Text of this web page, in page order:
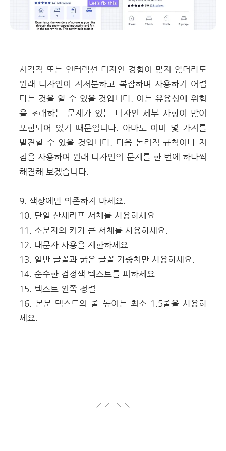
시각적 또는 인터랙션 디자인 경험이 많지 않더라도
원래 디자인이 지저분하고 복잡하며 사용하기 어렵
다는 것을 알 수 있을 것입니다. 이는 유용성에 위험
을 초래하는 문제가 있는 디자인 세부 사항이 많이
포함되어 있기 때문입니다. 아마도 이미 몇 가지를
발견할 수 있을 것입니다. 다음 논리적 규칙이나 지
침을 사용하여 원래 디자인의 문제를 한 번에 하나씩
해결해 보겠습니다.
9. 색상에만 의존하지 마세요.
10. 단일 산세리프 서체를 사용하세요
11. 소문자의 키가 큰 서체를 사용하세요.
12. 대문자 사용을 제한하세요
13. 일반 글꼴과 굵은 글꼴 가중치만 사용하세요.
14. 순수한 검정색 텍스트를 피하세요
15. 텍스트 왼쪽 정렬
16. 본문 텍스트의 줄 높이는 최소 1.5줄을 사용하
세요.